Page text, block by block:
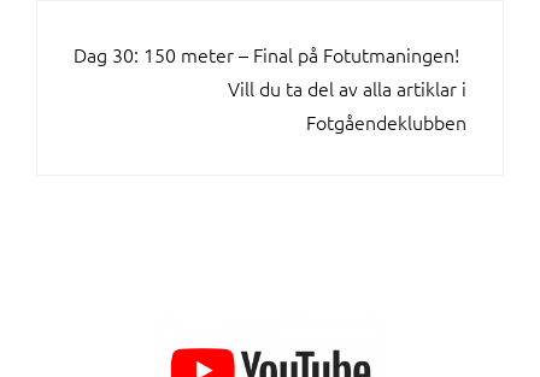
INLÄGGSNAVIGERING
Dag 30: 150 meter – Final på Fotutmaningen!
Vill du ta del av alla artiklar i
Fotgåendeklubben